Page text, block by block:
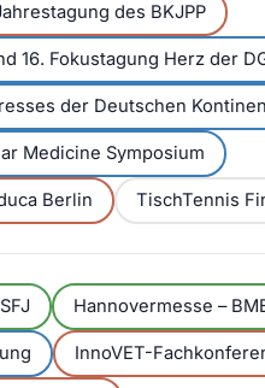
des BKJPP
16. Fokustagung Herz der
der Deutschen
Medicine Symposium
Berlin TischTennis
Hannovermesse –
InnoVET-